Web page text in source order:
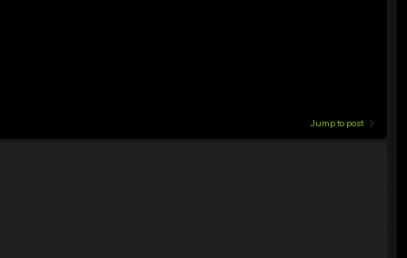
Jump to post